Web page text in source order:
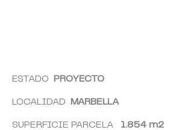
ESTADO PROYECTO
LOCALIDAD MARBELLA
SUPERFICIE PARCELA 1.854 m2